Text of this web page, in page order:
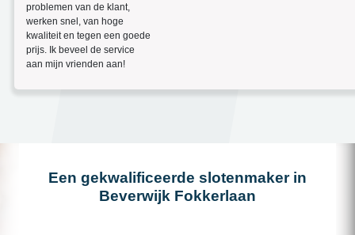
problemen van de klant,
werken snel, van hoge
kwaliteit en tegen een goede
prijs. Ik beveel de service
aan mijn vrienden aan!
Een gekwalificeerde slotenmaker in
Beverwijk Fokkerlaan